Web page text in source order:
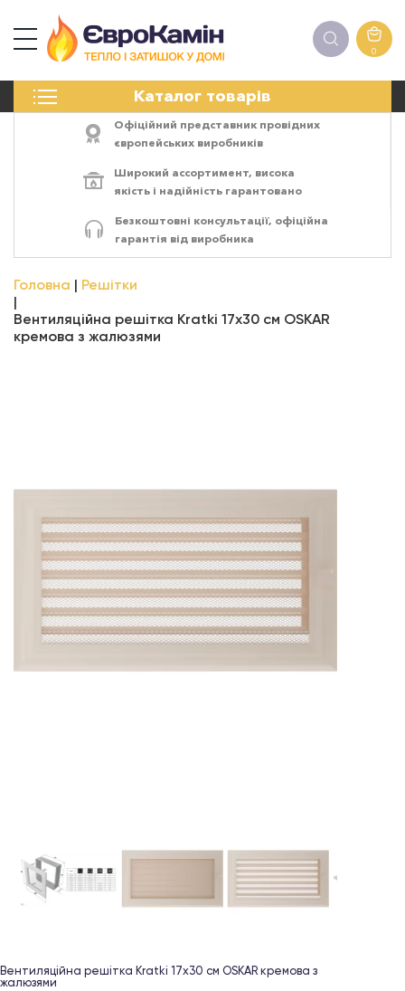
0
Каталог товарів
ПЕЧІ
ЕЛЕКТРОКАМІНИ
АКСЕСУАРИ
Офіційний представник провідних
європейських виробників
Широкий ассортимент, висока
якість і надійність гарантовано
Безкоштовні консультації, офіційна
гарантія від виробника
Головна Решітки
Вентиляційна решітка Kratki 17x30 см OSKAR
кремова з жалюзями
Вентиляційна решітка Kratki 17х30 см OSKAR кремова з
жалюзями